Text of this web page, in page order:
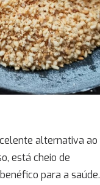
alternativa ao
está cheio de
para a saúde.